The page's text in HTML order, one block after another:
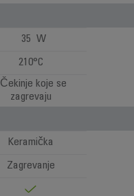
35 W
210°C
Čekinje koje se
zagrevaju
Keramička
Zagrevanje